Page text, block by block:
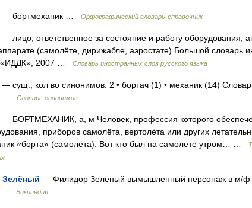
— бортмеханик … Орфографический словарь-справочник
— лицо, ответственное за состояние и работу оборудования,
(самолёте, дирижабле, аэростате) Большой словарь
«ИДДК», 2007 …
Словарь иностранных слов русского языка
— сущ., кол во синонимов: 2 • бортач (1) • механик (14)
…
Словарь синонимов
— БОРТМЕХАНИК, а, м Человек, профессия которого
приборов самолёта, вертолёта или других
«борта» (самолёта). Вот кто был на самолете утром… …
Зелёный — Филидор Зелёный вымышленный персонаж в м/ф
…
Википедия